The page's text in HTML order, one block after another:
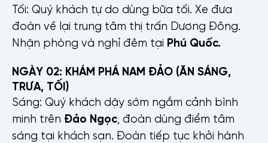
Tối: Quý khách tự do dùng bữa tối. Xe đưa
đoàn về lại trung tâm thị trấn Dương Đông.
Nhận phòng và nghỉ đêm tại Phú Quốc.
NGÀY 02: KHÁM PHÁ NAM ĐẢO (ĂN SÁNG,
TRƯA, TỐI)
Sáng: Quý khách dậy sớm ngắm cảnh bình
minh trên Đảo Ngọc , đoàn dùng điểm tâm
sáng tại khách sạn. Đoàn tiếp tục khởi hành